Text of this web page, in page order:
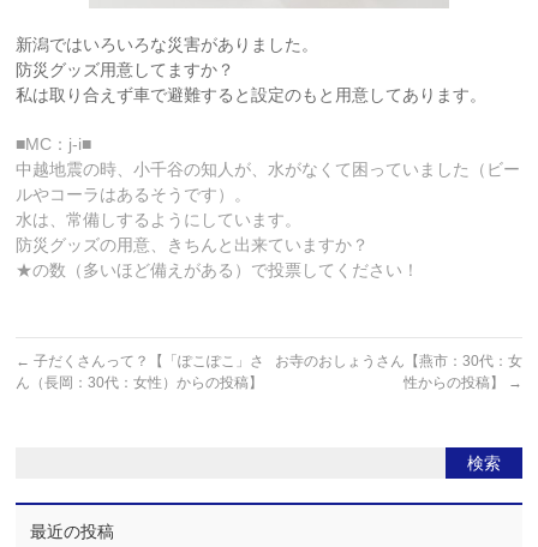
新潟ではいろいろな災害がありました。
防災グッズ用意してますか？
私は取り合えず車で避難すると設定のもと用意してあります。
■MC：j-i■
中越地震の時、小千谷の知人が、水がなくて困っていました（ビー
ルやコーラはあるそうです）。
水は、常備しするようにしています。
防災グッズの用意、きちんと出来ていますか？
★の数（多いほど備えがある）で投票してください！
← 子だくさんって？【「ぽこぽこ」さ
ん（長岡：30代：女性）からの投稿】
お寺のおしょうさん【燕市：30代：女
性からの投稿】
→
最近の投稿